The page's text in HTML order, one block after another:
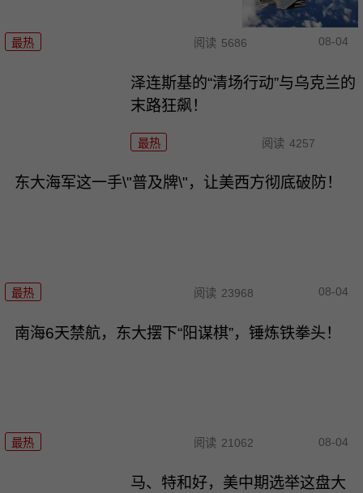
最热 阅读 5686 08-04
泽连斯基的“清场行动”与乌克兰的
末路狂飙！
最热 阅读 4257
东大海军这一手\"普及牌\"，让美西方彻底破防！
最热 阅读 23968 08-04
南海6天禁航，东大摆下“阳谋棋”，锤炼铁拳头！
最热 阅读 21062 08-04
马、特和好，美中期选举这盘大